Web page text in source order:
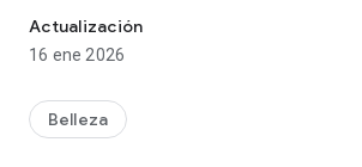
agendar tu cita en el spa de uñas más
manicurista favorita o de confianza 💅❤️,
Además, con nuestra app, estarás al tanto
Actualización
16 ene 2026
Belleza